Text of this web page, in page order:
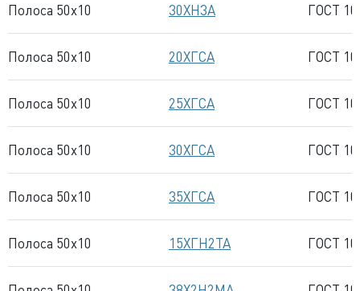
Полоса 50x10 30ХН3А ГОСТ
Полоса 50x10 20ХГСА ГОСТ
Полоса 50x10 25ХГСА ГОСТ
Полоса 50x10 30ХГСА ГОСТ
Полоса 50x10 35ХГСА ГОСТ
Полоса 50x10 15ХГН2ТА ГОСТ